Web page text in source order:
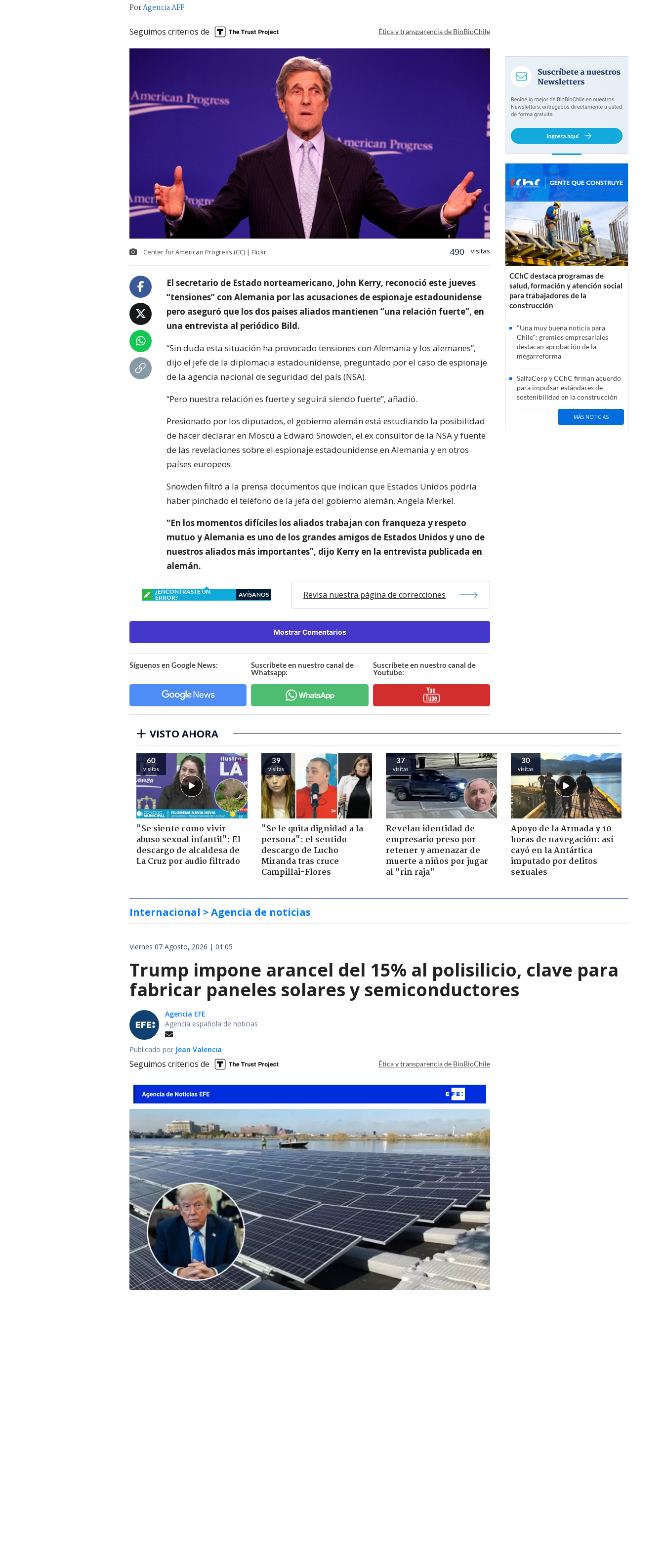
PorAgencia AFP
Seguimos criterios de Ética y transparencia de BioBioChile
Center for American Progress (CC) | Flickr 490 visitas
El secretario de Estado norteamericano, John Kerry, reconoció este jueves
“tensiones” con Alemania por las acusaciones de espionaje estadounidense
pero aseguró que los dos países aliados mantienen “una relación fuerte”, en
una entrevista al periódico Bild.
“Sin duda esta situación ha provocado tensiones con Alemania y los alemanes”,
dijo el jefe de la diplomacia estadounidense, preguntado por el caso de espionaje
de la agencia nacional de seguridad del país (NSA).
“Pero nuestra relación es fuerte y seguirá siendo fuerte”, añadió.
Presionado por los diputados, el gobierno alemán está estudiando la posibilidad
de hacer declarar en Moscú a Edward Snowden, el ex consultor de la NSA y fuente
de las revelaciones sobre el espionaje estadounidense en Alemania y en otros
países europeos.
Snowden filtró a la prensa documentos que indican que Estados Unidos podría
haber pinchado el teléfono de la jefa del gobierno alemán, Angela Merkel.
“En los momentos difíciles los aliados trabajan con franqueza y respeto
mutuo y Alemania es uno de los grandes amigos de Estados Unidos y uno de
nuestros aliados más importantes”, dijo Kerry en la entrevista publicada en
alemán.
¿ENCONTRASTE UN
ERROR?
AVÍSANOS Revisa nuestra página de correcciones
Mostrar Comentarios
Síguenos en Google News:
Suscríbete en nuestro canal de
Whatsapp:
Suscríbete en nuestro canal de
Youtube:
CChC destaca programas de
salud, formación y atención social
para trabajadores de la
construcción
"Una muy buena noticia para
Chile": gremios empresariales
destacan aprobación de la
megarreforma
SalfaCorp y CChC firman acuerdo
para impulsar estándares de
sostenibilidad en la construcción
MÁS NOTICIAS
VISTO AHORA
60
visitas
"Se siente como vivir
abuso sexual infantil": El
descargo de alcaldesa de
La Cruz por audio filtrado
39
visitas
"Se le quita dignidad a la
persona": el sentido
descargo de Lucho
Miranda tras cruce
Campillai-Flores
37
visitas
Revelan identidad de
empresario preso por
retener y amenazar de
muerte a niños por jugar
al "rin raja"
30
visitas
Apoyo de la Armada y 10
horas de navegación: así
cayó en la Antártica
imputado por delitos
sexuales
Internacional > Agencia de noticias
Viernes 07 Agosto, 2026 | 01:05
Trump impone arancel del 15% al polisilicio, clave para
fabricar paneles solares y semiconductores
Agencia EFE
Agencia española de noticias
Publicado por Jean Valencia
Seguimos criterios de Ética y transparencia de BioBioChile